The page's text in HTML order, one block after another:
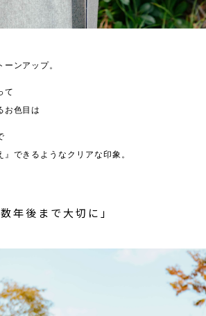
ンアップ。
て
お色目は
』できるようなクリアな印象。
数年後まで大切に」